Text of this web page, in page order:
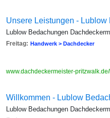
Unsere Leistungen -
Lublow Bedachungen
Freitag: Handwerk > Dachdecker
www.dachdeckermeister-
Willkommen - Lublow
Lublow Bedachungen